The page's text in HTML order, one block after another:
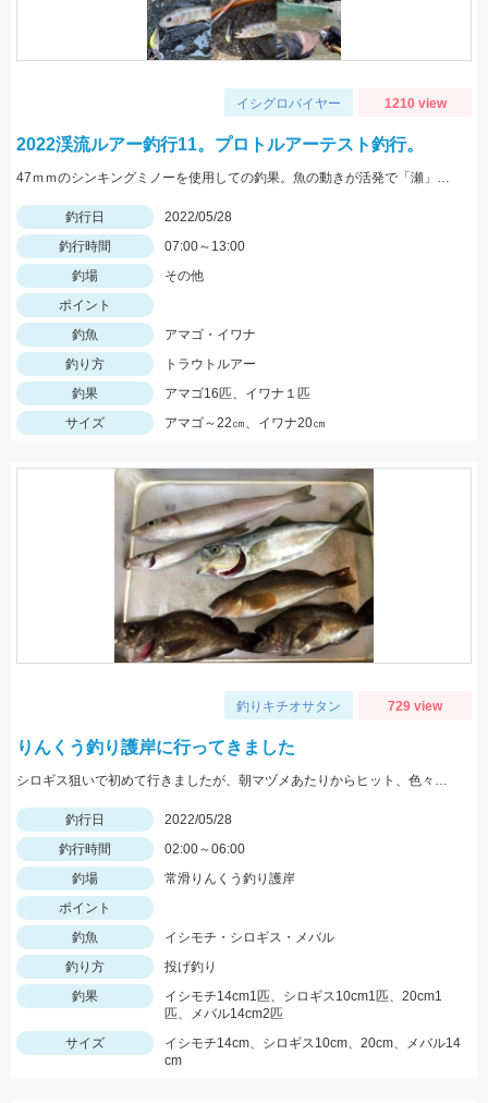
イシグロバイヤー 1210 view
2022渓流ルアー釣行11。プロトルアーテスト釣行。
47ｍｍのシンキングミノーを使用しての釣果。魚の動きが活発で「瀬」での釣果が多い状況でした。
釣行日
2022/05/28
釣行時間
07:00～13:00
釣場
その他
ポイント
釣魚
アマゴ・イワナ
釣り方
トラウトルアー
釣果
アマゴ16匹、イワナ１匹
サイズ
アマゴ～22㎝、イワナ20㎝
釣りキチオサタン 729 view
りんくう釣り護岸に行ってきました
シロギス狙いで初めて行きましたが、朝マヅメあたりからヒット、色々釣れて楽しかったです。
釣行日
2022/05/28
釣行時間
02:00～06:00
釣場
常滑りんくう釣り護岸
ポイント
釣魚
イシモチ・シロギス・メバル
釣り方
投げ釣り
釣果
イシモチ14cm1匹、シロギス10cm1匹、20cm1
匹、メバル14cm2匹
サイズ
イシモチ14cm、シロギス10cm、20cm、メバル14
cm